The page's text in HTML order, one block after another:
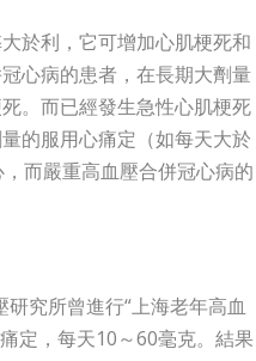
於利，它可增加心肌梗死和
心病的患者，在長期大劑量
。而已經發生急性心肌梗死
的服用心痛定（如每天大於
而嚴重高血壓合併冠心病的
究所曾進行“上海老年高血
定，每天10～60毫克。結果